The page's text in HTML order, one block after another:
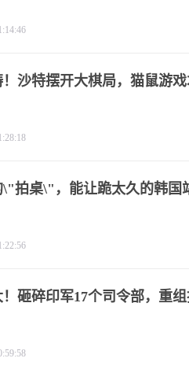
沙特摆开大棋局，猫鼠游
拍桌\"，能让跪太久的韩国
砸碎印军17个司令部，重